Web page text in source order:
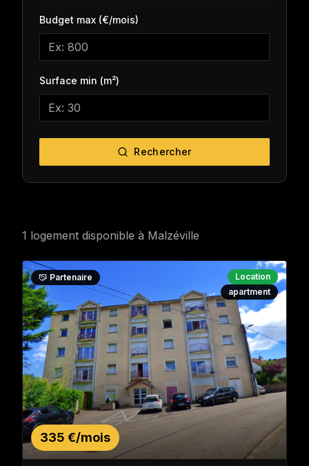
Budget max (€/mois)
Surface min (m²)
Rechercher
1 logement disponible à Malzéville
335 €/mois
Partenaire
Location
apartment